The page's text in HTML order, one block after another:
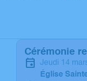
Cérémonie
jeudi 14
Église